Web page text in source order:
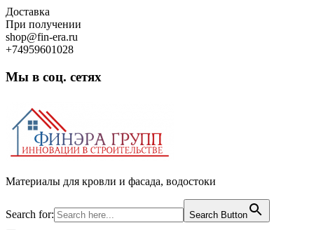
Skip
to
content
Доставка
При получении
shop@fin-era.ru
+74959601028
Мы в соц. сетях
Материалы для кровли и фасада, водостоки
Search for: Search Button